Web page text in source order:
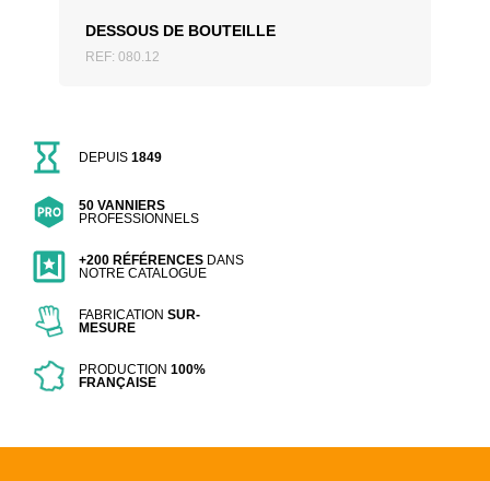
DESSOUS DE BOUTEILLE
REF: 080.12
DEPUIS1849
50 VANNIERS
PROFESSIONNELS
+200 RÉFÉRENCES DANS
NOTRE CATALOGUE
FABRICATIONSUR-
MESURE
PRODUCTION100%
FRANÇAISE